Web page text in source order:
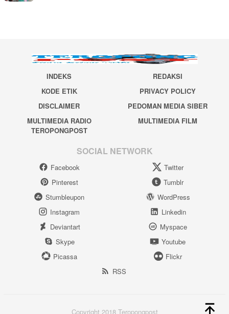
INDEKS
REDAKSI
KODE ETIK
PRIVACY POLICY
DISCLAIMER
PEDOMAN MEDIA SIBER
MULTIMEDIA RADIO
TEROPONGPOST
MULTIMEDIA FILM
SOCIAL NETWORK
Facebook
Twitter
Pinterest
Tumblr
Stumbleupon
WordPress
Instagram
Linkedin
Deviantart
Myspace
Skype
Youtube
Picassa
Flickr
RSS
Copyright 2018 Teropongpost